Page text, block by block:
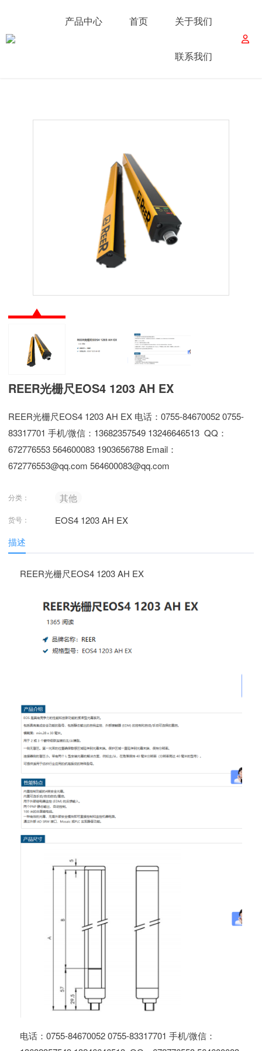
产品中心 首页 关于我们
联系我们
REER光栅尺EOS4 1203 AH EX
REER光栅尺EOS4 1203 AH EX 电话：0755-84670052 0755-
83317701 手机/微信：13682357549 13246646513 QQ：
672776553 564600083 1903656788 Email：
672776553@qq.com 564600083@qq.com
分类： 其他
货号：
EOS4 1203 AH EX
描述
REER光栅尺EOS4 1203 AH EX
电话：0755-84670052 0755-83317701 手机/微信：